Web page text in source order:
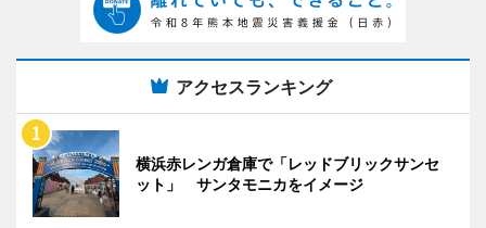
アクセスランキング
横浜赤レンガ倉庫で「レッドブリックサンセ
ット」 サンタモニカをイメージ